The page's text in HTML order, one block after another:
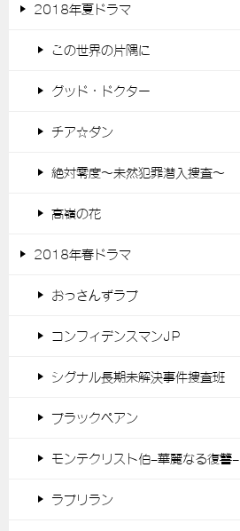
2018年夏ドラマ
この世界の片隅に
グッド・ドクター
チア☆ダン
絶対零度～未然犯罪潜入捜査～
高嶺の花
2018年春ドラマ
おっさんずラブ
コンフィデンスマンJP
シグナル長期未解決事件捜査班
ブラックペアン
モンテクリスト伯-華麗なる復讐-
ラブリラン